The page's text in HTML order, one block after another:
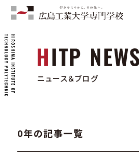
ニュース＆ブログ
0年の記事一覧